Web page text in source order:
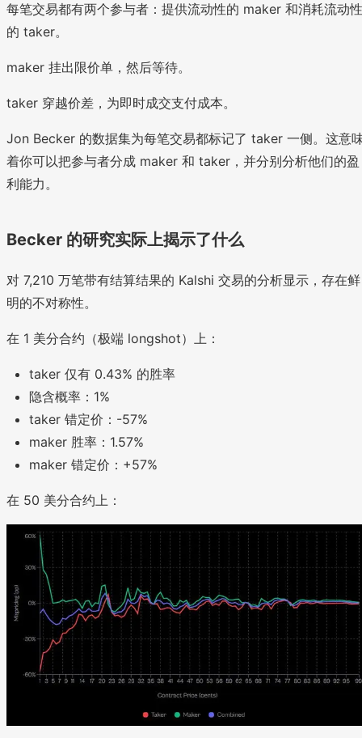
每笔交易都有两个参与者：提供流动性的 maker 和消耗流动性
的 taker。
maker 挂出限价单，然后等待。
taker 穿越价差，为即时成交支付成本。
Jon Becker 的数据集为每笔交易都标记了 taker 一侧。这意
着你可以把参与者分成 maker 和 taker，并分别分析他们的盈
利能力。
Becker 的研究实际上揭示了什么
对 7,210 万笔带有结算结果的 Kalshi 交易的分析显示，存在鲜
明的不对称性。
在 1 美分合约（极端 longshot）上：
taker 仅有 0.43% 的胜率
隐含概率：1%
taker 错定价：-57%
maker 胜率：1.57%
maker 错定价：+57%
在 50 美分合约上：